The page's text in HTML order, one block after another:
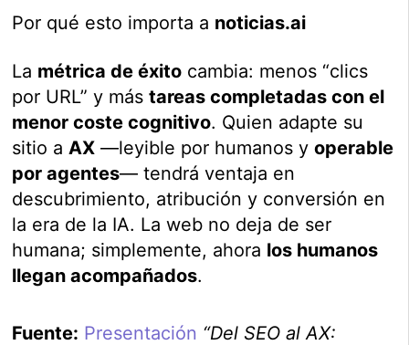
Por qué esto importa a noticias.ai
La métrica de éxito cambia: menos “clics
por URL” y mástareas completadas con el
menor coste cognitivo. Quien adapte su
sitio aAX —leyible por humanos yoperable
por agentes— tendrá ventaja en
descubrimiento, atribución y conversión en
la era de la IA. La web no deja de ser
humana; simplemente, ahora los humanos
llegan acompañados.
Fuente: Presentación “Del SEO al AX: